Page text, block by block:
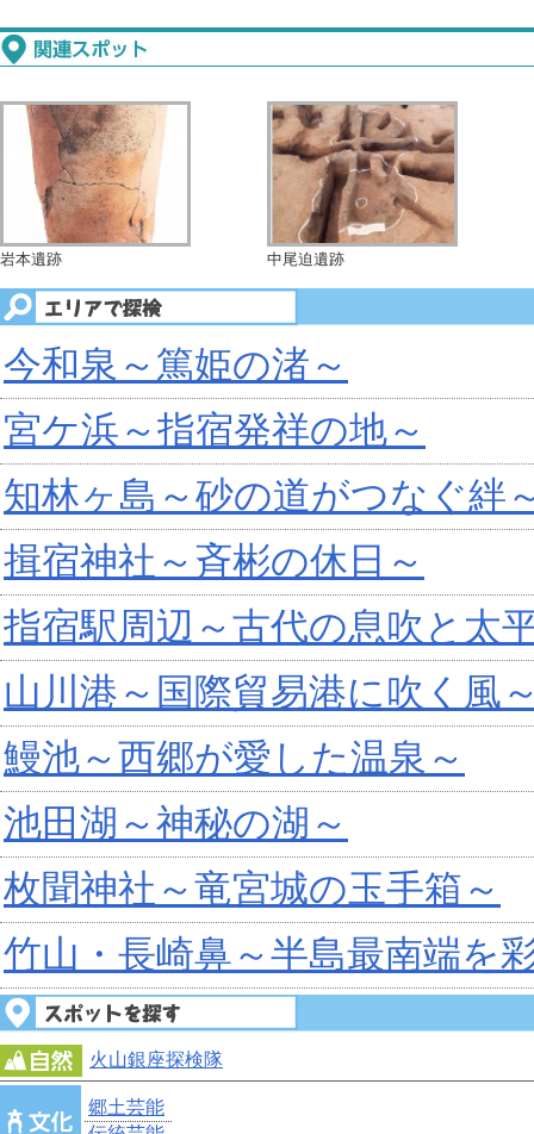
岩本遺跡 中尾迫遺跡
今和泉～篤姫の渚～
宮ケ浜～指宿発祥の地～
知林ヶ島～砂の道がつなぐ絆
揖宿神社～斉彬の休日～
指宿駅周辺～古代の息吹と太
山川港～国際貿易港に吹く風
鰻池～西郷が愛した温泉～
池田湖～神秘の湖～
枚聞神社～竜宮城の玉手箱～
竹山・長崎鼻～半島最南端を
火山銀座探検隊
郷土芸能